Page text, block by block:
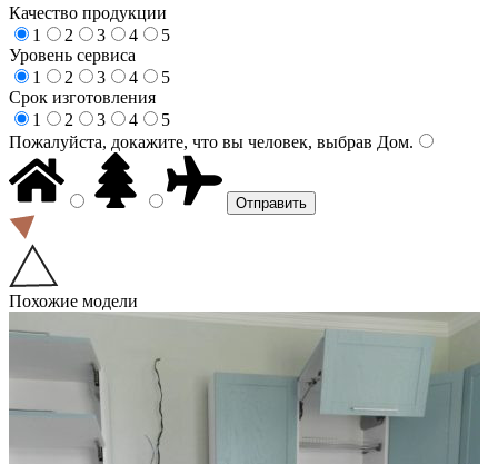
Качество продукции
1
2 3 4
5
Уровень сервиса
1
2 3 4
5
Срок изготовления
1
2 3 4
5
Пожалуйста, докажите, что вы человек, выбрав Дом.
Похожие модели